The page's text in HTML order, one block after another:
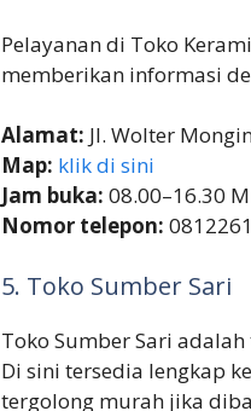
Pelayanan di Toko
memberikan informasi
Alamat: Jl. Wolter
Map: klik di sini
Jam buka: 08.00–16.30
Nomor telepon:
5. Toko Sumber Sari
Toko Sumber Sari
Di sini tersedia lengkap
tergolong murah jika